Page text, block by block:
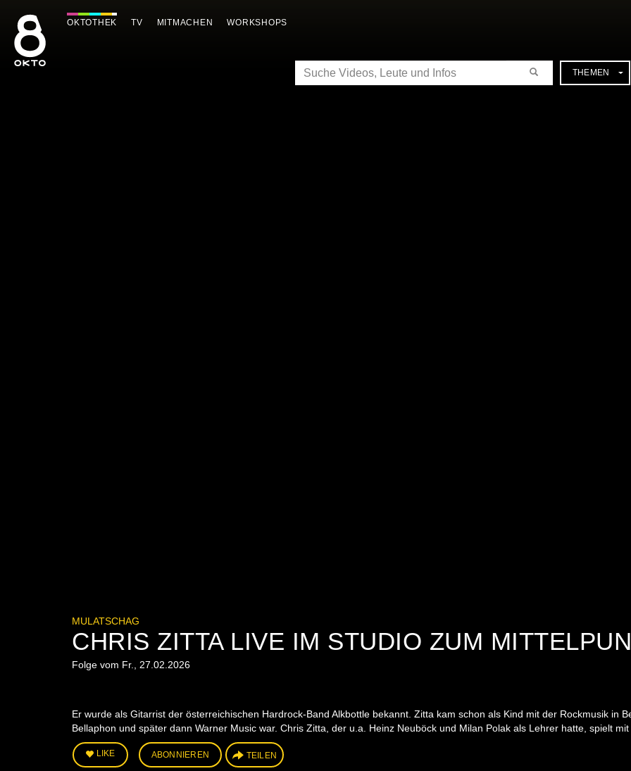
Inhalt
springen
OKTOTHEK TV MITMACHEN WORKSHOPS
SUCHE THEMEN
MULATSCHAG
CHRIS ZITTA LIVE IM STUDIO ZUM
Folge vom Fr., 27.02.2026
Er wurde als Gitarrist der österreichischen Hardrock-Band Alkbottle bekannt. Zitta kam schon als Kind mit der Rockmusik in
Bellaphon und später dann Warner Music war. Chris Zitta, der u.a. Heinz Neuböck und Milan Polak als Lehrer hatte, spielt
LIKE ABONNIEREN TEILEN